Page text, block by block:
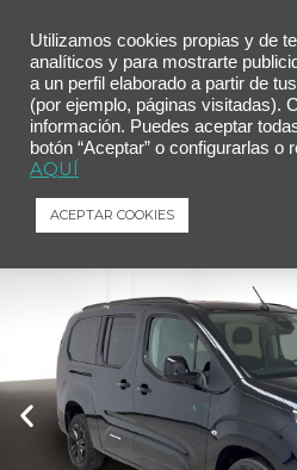
/Comprar tu coche/ Citroën Berlingo Talla M BlueHDi 130
Citroën Berlingo Talla
MAX Auto
Utilizamos cookies propias y de
analíticos y para mostrarte
a un perfil elaborado a partir de
(por ejemplo, páginas visitadas).
información. Puedes aceptar
botón “Aceptar” o configurarlas
AQUÍ
ACEPTAR COOKIES